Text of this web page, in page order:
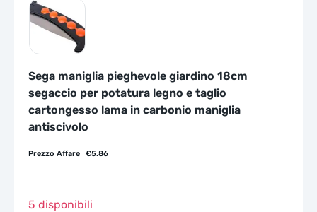
Sega maniglia pieghevole giardino 18cm
segaccio per potatura legno e taglio
cartongesso lama in carbonio maniglia
antiscivolo
€5.86
Prezzo Affare
5 disponibili